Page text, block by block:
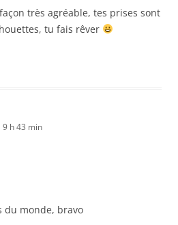
très agréable, tes prises sont
tu fais rêver
9 h 43 min
du monde, bravo